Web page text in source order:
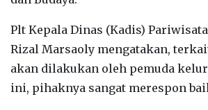
Plt Kepala Dinas (Kadis)
Rizal Marsaoly mengatakan,
akan dilakukan oleh pemuda
ini, pihaknya sangat merespon